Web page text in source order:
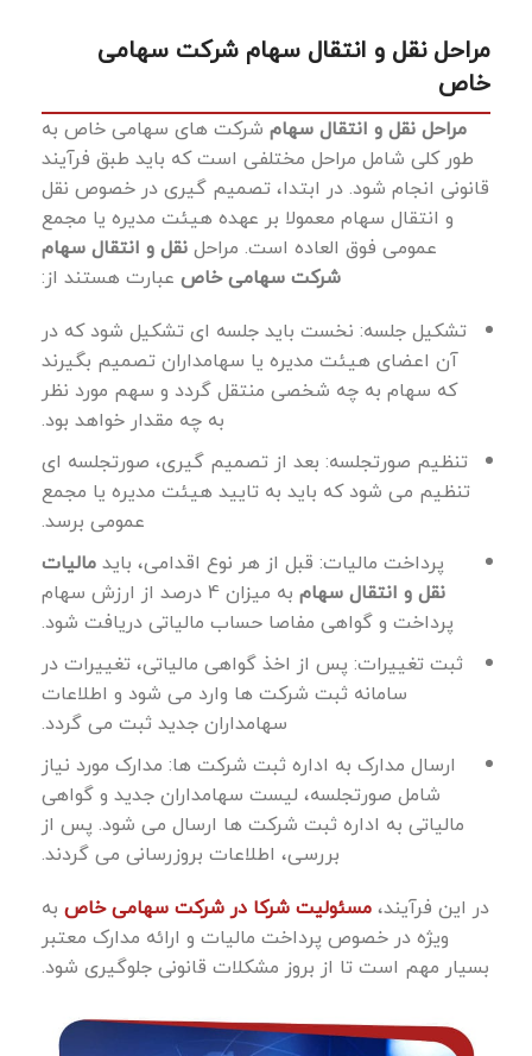
مراحل نقل و انتقال سهام شرکت سهامی
خاص
مراحل نقل و انتقال سهام شرکت‌ های سهامی خاص به‌
طور کلی شامل مراحل مختلفی است که باید طبق فرآیند
قانونی انجام شود. در ابتدا، تصمیم‌ گیری در خصوص نقل
و انتقال سهام معمولا بر عهده هیئت مدیره یا مجمع
عمومی فوق ‌العاده است. مراحلنقل و انتقال سهام
شرکت سهامی خاص عبارت هستند از:
تشکیل جلسه: نخست باید جلسه‌ ای تشکیل شود که در
آن اعضای هیئت مدیره یا سهامداران تصمیم بگیرند
که سهام به چه شخصی منتقل گردد و سهم مورد نظر
به چه مقدار خواهد بود.
تنظیم صورتجلسه: بعد از تصمیم‌ گیری، صورتجلسه‌ ای
تنظیم می ‌شود که باید به تایید هیئت مدیره یا مجمع
عمومی برسد.
پرداخت مالیات: قبل از هر نوع اقدامی، بایدمالیات
نقل و انتقال سهام
به میزان 4 درصد از ارزش سهام
پرداخت و گواهی مفاصا حساب مالیاتی دریافت شود.
ثبت تغییرات: پس از اخذ گواهی مالیاتی، تغییرات در
سامانه ثبت شرکت‌ ها وارد می ‌شود و اطلاعات
سهامداران جدید ثبت می گردد.
ارسال مدارک به اداره ثبت شرکت‌ ها: مدارک مورد نیاز
شامل صورتجلسه، لیست سهامداران جدید و گواهی
مالیاتی به اداره ثبت شرکت ‌ها ارسال می ‌شود. پس از
بررسی، اطلاعات بروزرسانی می گردند.
در این فرآیند،مسئولیت شرکا در شرکت سهامی خاص به
‌ویژه در خصوص پرداخت مالیات و ارائه مدارک معتبر
بسیار مهم است تا از بروز مشکلات قانونی جلوگیری شود.